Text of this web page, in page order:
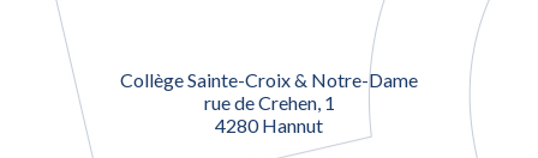
Collège Sainte-Croix & Notre-Dame
rue de Crehen, 1
4280 Hannut